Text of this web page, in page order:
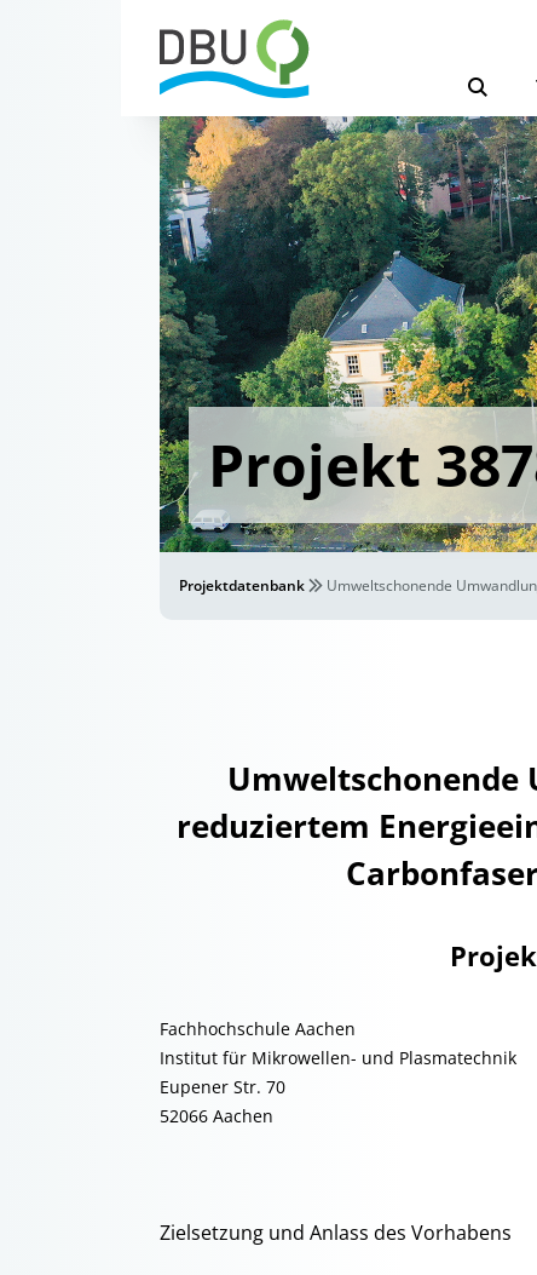
Projekt
Projektdatenbank Umweltschonende
Umweltschonende
reduziertem
Fachhochschule Aachen
Institut für Mikrowellen- und Plasmatechnik
Eupener Str. 70
52066 Aachen
Zielsetzung und Anlass des Vorhabens